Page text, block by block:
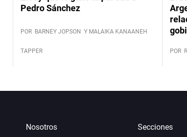
Pedro Sánchez
POR BARNEY JOPSON Y MALAIKA KANAANEH
TAPPER POR
Nosotros
Secciones